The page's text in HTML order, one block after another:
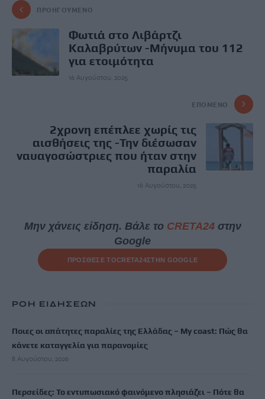
ΠΡΟΗΓΟΎΜΕΝΟ
Φωτιά στο Λιβάρτζι
Καλαβρύτων -Μήνυμα του 112
για ετοιμότητα
16 Αυγούστου, 2025
ΕΠΌΜΕΝΟ
2χρονη επέπλεε χωρίς τις
αισθήσεις της -Την διέσωσαν
ναυαγοσώστριες που ήταν στην
παραλία
16 Αυγούστου, 2025
Μην χάνεις είδηση. Βάλε το CRETA24στην
Google
ΠΡΟΣΘΕΣΕ ΤΟCRETA24ΣΤΗΝ GOOGLE
ΡΟΗ ΕΙΔΗΣΕΩΝ
Ποιες οι απάτητες παραλίες της Ελλάδας – My coast: Πώς θα
κάνετε καταγγελία για παρανομίες
8 Αυγούστου, 2026
Περσείδες: Το εντυπωσιακό φαινόμενο πλησιάζει – Πότε θα